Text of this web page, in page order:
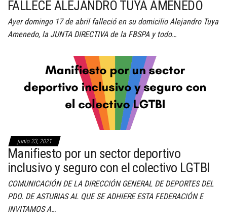
FALLECE ALEJANDRO TUYA AMENEDO
Ayer domingo 17 de abril falleció en su domicilio Alejandro Tuya
Amenedo, la JUNTA DIRECTIVA de la FBSPA y todo…
junio 23, 2021
Manifiesto por un sector deportivo
inclusivo y seguro con el colectivo LGTBI
COMUNICACIÓN DE LA DIRECCIÓN GENERAL DE DEPORTES DEL
PDO. DE ASTURIAS AL QUE SE ADHIERE ESTA FEDERACIÓN E
INVITAMOS A…